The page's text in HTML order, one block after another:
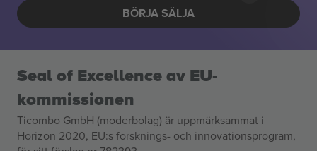
BÖRJA SÄLJA
Seal of Excellence av EU-
kommissionen
Ticombo GmbH (moderbolag) är uppmärksammat i
Horizon 2020, EU:s forsknings- och innovationsprogram,